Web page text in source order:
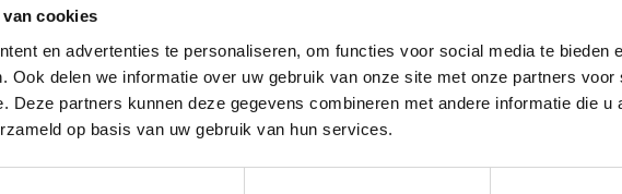
cookies
en advertenties te personaliseren, om functies voor social media te bieden
Ook delen we informatie over uw gebruik van onze site met onze partners voor
Deze partners kunnen deze gegevens combineren met andere informatie die u
op basis van uw gebruik van hun services.
zakelijke klanten op zoek naar tuin- en infraproducten. Als
producten van topkwaliteit. Lees meer over dezakelijke mogelijkheden.
vestigingspagina voor de actuele openingstijden.
Brug